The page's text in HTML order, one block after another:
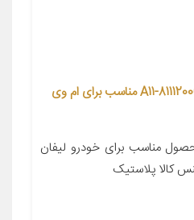
هرزگرد تسمه دینام مدل A11-8111200CA مناسب برای ام وی
مناسب برای خودرو لیفان